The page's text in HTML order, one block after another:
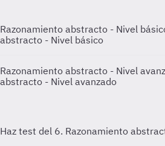
Razonamiento abstracto - Nivel
abstracto - Nivel básico
Razonamiento abstracto - Nivel
abstracto - Nivel avanzado